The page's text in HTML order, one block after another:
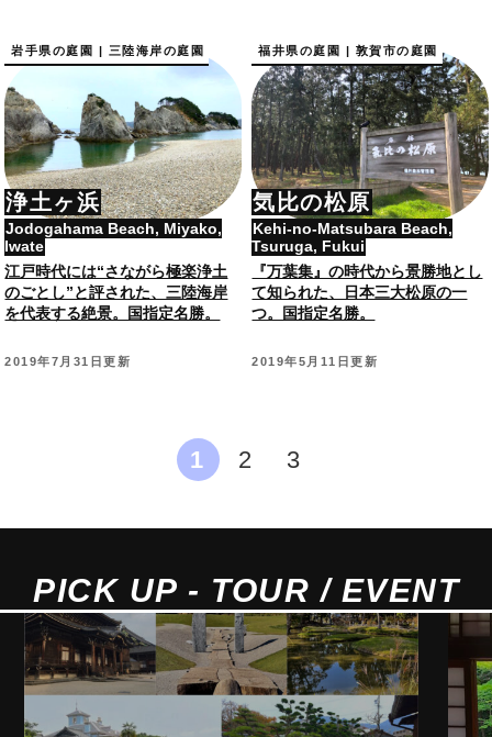
岩手県の庭園 | 三陸海岸の庭園
浄土ヶ浜
Jodogahama Beach, Miyako,
Iwate
江戸時代には“さながら極楽浄土
のごとし”と評された、三陸海岸
を代表する絶景。国指定名勝。
2019年7月31日更新
福井県の庭園 | 敦賀市の庭園
気比の松原
Kehi-no-Matsubara Beach,
Tsuruga, Fukui
『万葉集』の時代から景勝地とし
て知られた、日本三大松原の一
つ。国指定名勝。
2019年5月11日更新
1 2 3
PICK UP - TOUR / EVENT